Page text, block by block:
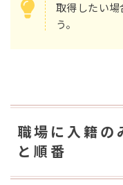
取得したい場
う。
職場に入籍の
と順番